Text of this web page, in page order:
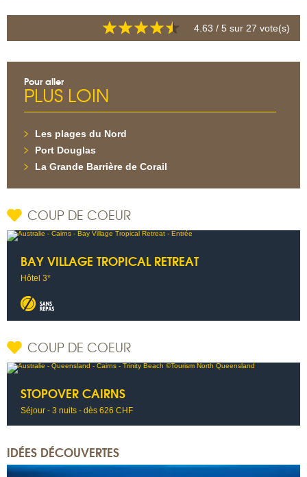
4.63 / 5 sur 27 vote(s)
Pour aller
PLUS LOIN
Les plages du Nord
Port Douglas
La Grande Barrière de Corail
COUP DE COEUR
BAY VILLAGE TROPICAL RETREAT
Hôtel 3*
COUP DE COEUR
STOPOVER CAIRNS
Séjour - 3 nuits - dès 626 CHF
IDÉES DÉCOUVERTES